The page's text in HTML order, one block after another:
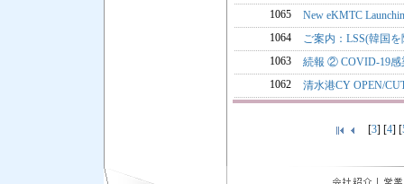
1065
New eKMTC
1064
ご案内：LSS(韓国
1063
続報 ② COVID-19感
1062
清水港CY OPEN/
[3] [4] [